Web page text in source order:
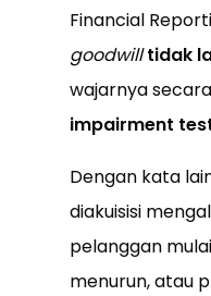
Financial
goodwill tidak
wajarnya
impairment
Dengan kata
diakuisisi
pelanggan
menurun, atau